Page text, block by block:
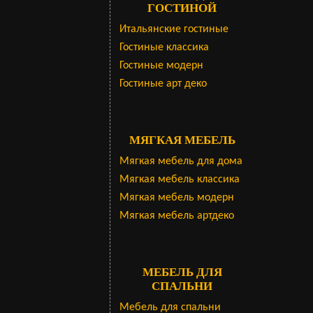
ГОСТИНОЙ
Итальянские гостиные
Гостиные классика
Гостиные модерн
Гостиные арт деко
МЯГКАЯ МЕБЕЛЬ
Мягкая мебель для дома
Мягкая мебель классика
Мягкая мебель модерн
Мягкая мебель артдеко
МЕБЕЛЬ ДЛЯ
СПАЛЬНИ
Мебель для спальни